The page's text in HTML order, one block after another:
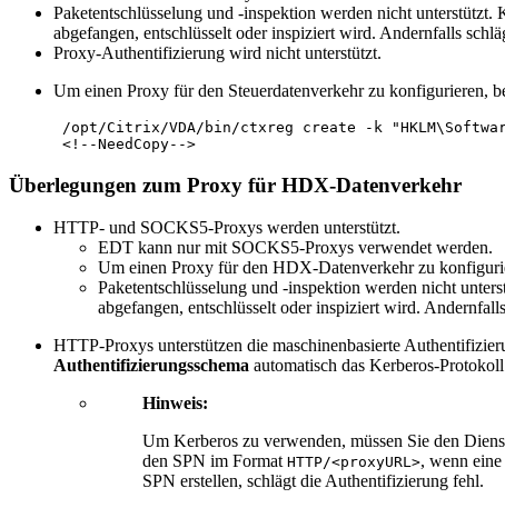
Paketentschlüsselung und -inspektion werden nicht
abgefangen, entschlüsselt oder inspiziert wird. Andernfalls
Proxy-Authentifizierung wird nicht unterstützt.
Um einen Proxy für den Steuerdatenverkehr zu konfigurieren,
/opt/Citrix/VDA/bin/ctxreg create -k
Überlegungen zum Proxy für HDX-Datenverkehr
HTTP- und SOCKS5-Proxys werden unterstützt.
EDT kann nur mit SOCKS5-Proxys verwendet werden.
Um einen Proxy für den HDX-Datenverkehr zu
Paketentschlüsselung und -inspektion werden nicht
abgefangen, entschlüsselt oder inspiziert wird.
HTTP-Proxys unterstützen die maschinenbasierte
Authentifizierungsschema automatisch das Kerberos-
Hinweis:
Um Kerberos zu verwenden, müssen Sie den
den SPN im Format HTTP/<proxyURL>, wenn
SPN erstellen, schlägt die Authentifizierung fehl.